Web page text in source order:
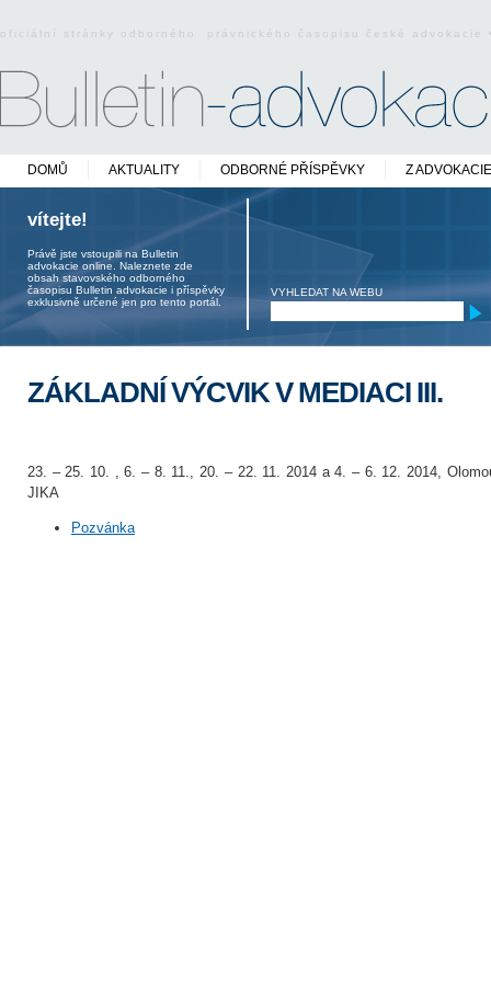
oficiální stránky odborného právnického časopisu české
DOMŮ AKTUALITY ODBORNÉ PŘÍSPĚVKY Z ADVOKACIE
vítejte!
Právě jste vstoupili na Bulletin
advokacie online. Naleznete zde
obsah stavovského odborného
časopisu Bulletin advokacie i příspěvky
exklusivně určené jen pro tento portál.
VYHLEDAT NA WEBU
ZÁKLADNÍ VÝCVIK V MEDIACI III.
23. – 25. 10. , 6. – 8. 11., 20. – 22. 11. 2014 a 4. – 6. 12. 2014,
JIKA
Pozvánka